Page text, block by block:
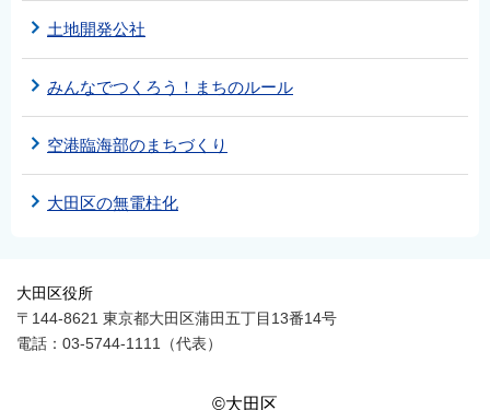
土地開発公社
みんなでつくろう！まちのルール
空港臨海部のまちづくり
大田区の無電柱化
大田区役所
〒144-8621 東京都大田区蒲田五丁目13番14号
電話：03-5744-1111（代表）
©大田区